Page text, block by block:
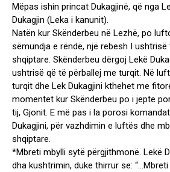
Mëpas ishin princat Dukagjinë, që nga
Dukagjin (Leka i kanunit).
Natën kur Skënderbeu në Lezhë, po
sëmundja e rëndë, një rebesh I
shqiptare. Skënderbeu dërgoj Lekë
ushtrisë që të përballej me turqit. Në
turqit dhe Lek Dukagjini kthehet me
momentet kur Skënderbeu po i jepte
tij, Gjonit. E më pas i la porosi
Dukagjini, për vazhdimin e luftës dhe
shqiptare.
*Mbreti mbylli sytë përgjithmonë. Lekë
dha kushtrimin, duke thirrur se: